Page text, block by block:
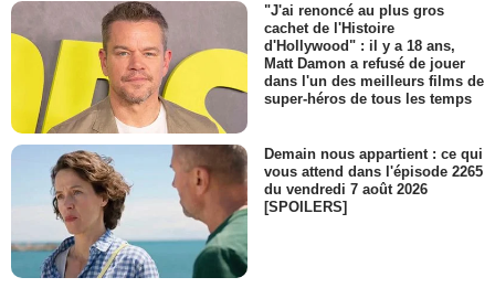
"J'ai renoncé au plus gros
cachet de l'Histoire
d'Hollywood" : il y a 18 ans,
Matt Damon a refusé de jouer
dans l'un des meilleurs films de
super-héros de tous les temps
Demain nous appartient : ce qui
vous attend dans l'épisode 2265
du vendredi 7 août 2026
[SPOILERS]